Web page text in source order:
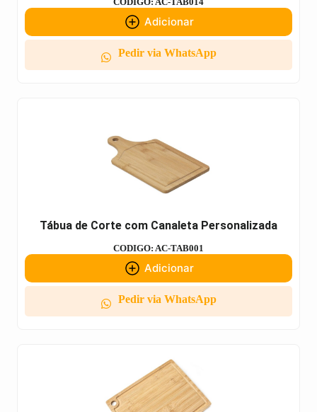
Adicionar
Pedir via WhatsApp
Tábua de Corte com Canaleta Personalizada
CODIGO: AC-TAB001
Adicionar
Pedir via WhatsApp